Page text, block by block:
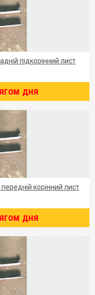
підкорінний лист
дня
корінний лист
дня